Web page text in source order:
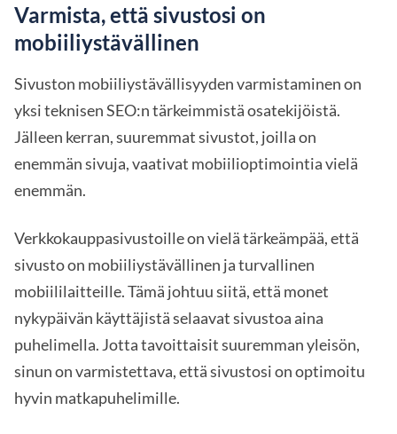
Varmista, että sivustosi on
mobiiliystävällinen
Sivuston mobiiliystävällisyyden varmistaminen on
yksi teknisen SEO:n tärkeimmistä osatekijöistä.
Jälleen kerran, suuremmat sivustot, joilla on
enemmän sivuja, vaativat mobiilioptimointia vielä
enemmän.
Verkkokauppasivustoille on vielä tärkeämpää, että
sivusto on mobiiliystävällinen ja turvallinen
mobiililaitteille. Tämä johtuu siitä, että monet
nykypäivän käyttäjistä selaavat sivustoa aina
puhelimella. Jotta tavoittaisit suuremman yleisön,
sinun on varmistettava, että sivustosi on optimoitu
hyvin matkapuhelimille.